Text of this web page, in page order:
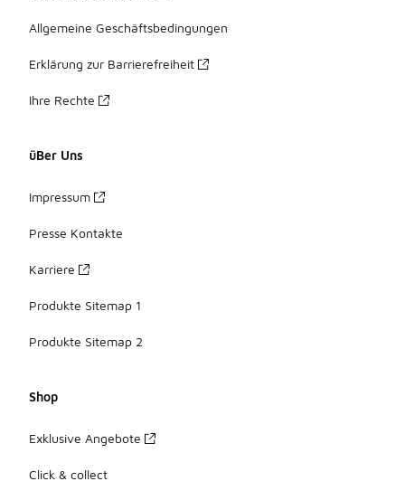
Allgemeine Geschäftsbedingungen
Erklärung zur Barrierefreiheit
Ihre Rechte
üBer Uns
Impressum
Presse Kontakte
Karriere
Produkte Sitemap 1
Produkte Sitemap 2
Shop
Exklusive Angebote
Click & collect